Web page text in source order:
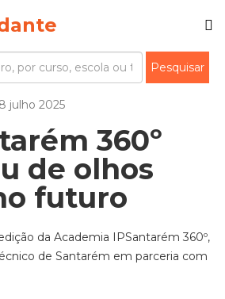
julho 2025
360º
de olhos
futuro
da Academia IPSantarém 360º,
de Santarém em parceria com